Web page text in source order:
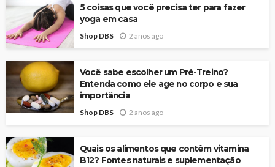
5 coisas que você precisa ter para fazer
yoga em casa
Shop DBS 2 anos ago
Você sabe escolher um Pré-Treino?
Entenda como ele age no corpo e sua
importância
Shop DBS 2 anos ago
Quais os alimentos que contêm vitamina
B12? Fontes naturais e suplementação